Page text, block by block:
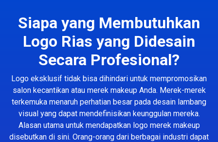
Siapa yang Membutuhkan
Logo Rias yang Didesain
Secara Profesional?
Logo eksklusif tidak bisa dihindari untuk mempromosikan
salon kecantikan atau merek makeup Anda. Merek-merek
terkemuka menaruh perhatian besar pada desain lambang
visual yang dapat mendefinisikan keunggulan mereka.
Alasan utama untuk mendapatkan logo merek makeup
disebutkan di sini. Orang-orang dari berbagai industri dapat